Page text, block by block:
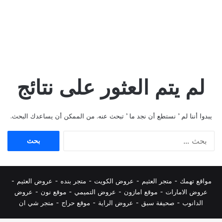
لم يتم العثور على نتائج
يبدوا أننا لم ’ نستطع أن نجد ما ’ تبحث عنه. من الممكن أن يساعدك البحث.
مواقع تهمك - متجر العثيم - عروض الكويت - متجر بنده - عروض العثيم -
عروض الامارات - موقع امازون - عروض التميمي - موقع نون - عروض
الدانوب - صحيفة سبق - عروض الراية - موقع حراج - متجر شي ان